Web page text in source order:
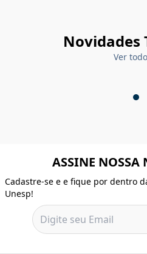
Novidades
Ver
ASSINE NOSSA
Cadastre-se e e fique por dentro
Unesp!